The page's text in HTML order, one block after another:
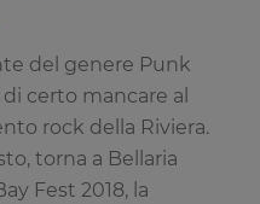
del genere Punk
certo mancare al
rock della Riviera.
torna a Bellaria
Fest 2018, la